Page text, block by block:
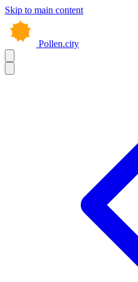
Skip to main content
Pollen.city